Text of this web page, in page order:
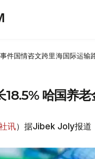
事件国情咨文跨里海国际运输
18.5% 哈国养
讯）据Jibek Joly报道